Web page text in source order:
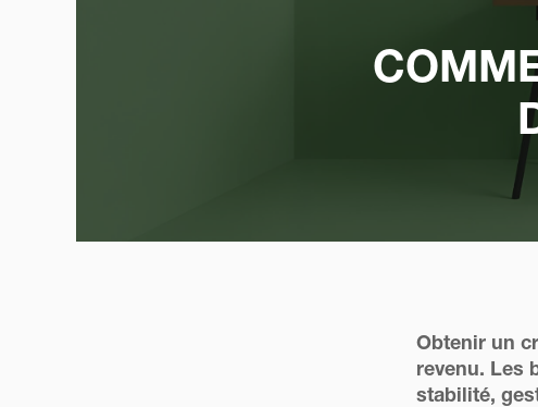
Obtenir un
revenu. Les
stabilité,